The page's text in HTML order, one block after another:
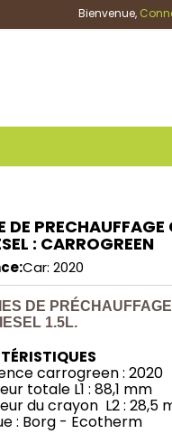
Bienvenue,
DE
: CARROGREEN
Car: 2020
DE
1.5L.
carrogreen : 2020
totale L1 : 88,1 mm
du crayon L2 : 28,5
: Borg - Ecotherm